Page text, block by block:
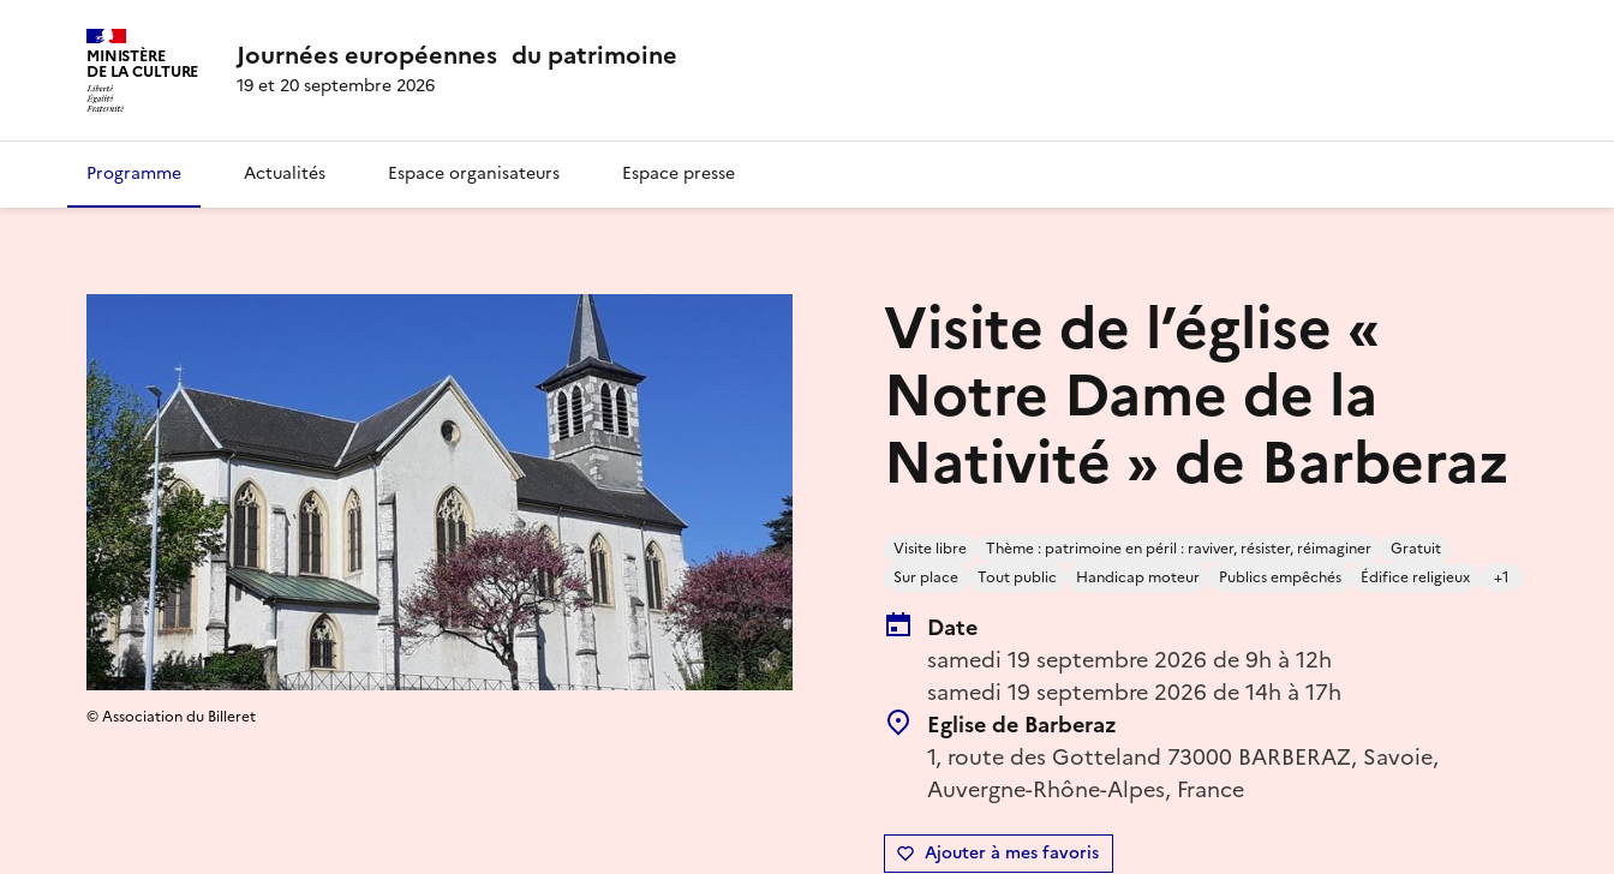
MINISTÈRE
DE LA CULTURE Journées européennes du patrimoine
19 et 20 septembre 2026
Programme Actualités Espace organisateurs Espace presse
Visite de l’église «
Notre Dame de la
Nativité » de Barberaz
Visite libre Thème : patrimoine en péril : raviver, résister, réimaginer
Gratuit
Sur place
Tout public Handicap moteur Publics empêchés Édifice religieux +1
Date
samedi 19 septembre 2026 de 9h à 12h
samedi 19 septembre 2026 de 14h à 17h
Eglise de Barberaz
1, route des Gotteland 73000 BARBERAZ, Savoie,
Auvergne-Rhône-Alpes, France
Ajouter à mes favoris
© Association du Billeret